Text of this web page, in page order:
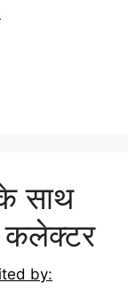
साथ
कलेक्टर
by: